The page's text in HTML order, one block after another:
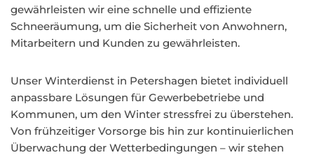
gewährleisten wir eine schnelle und effiziente
Schneeräumung, um die Sicherheit von Anwohnern,
Mitarbeitern und Kunden zu gewährleisten.
Unser Winterdienst in Petershagen bietet individuell
anpassbare Lösungen für Gewerbebetriebe und
Kommunen, um den Winter stressfrei zu überstehen.
Von frühzeitiger Vorsorge bis hin zur kontinuierlichen
Überwachung der Wetterbedingungen – wir stehen